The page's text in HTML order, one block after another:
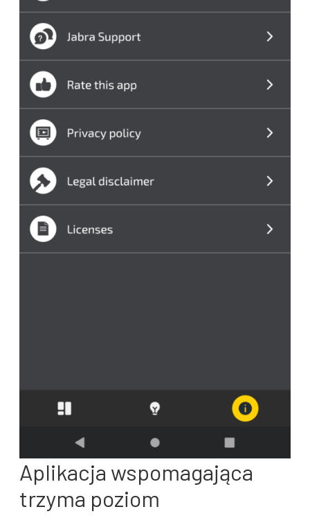
Aplikacja wspomagająca
trzyma poziom